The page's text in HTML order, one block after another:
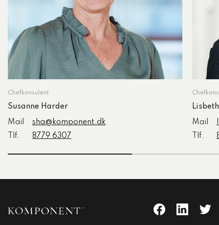
Chefkonsulent
Susanne Harder
Mail
sha@komponent.dk
Tlf.
8779 6307
Mail
Tlf.